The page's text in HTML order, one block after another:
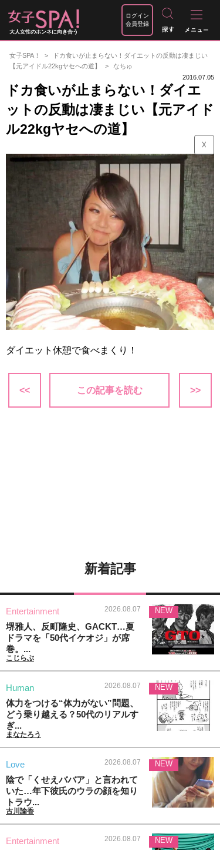
大人女性のホンネに向き合う
ログイン
会員登録
女子SPA！
ドカ食いが止まらない！ダイエットの反動は凄まじい
【元アイドル22kgヤセへの道】
なちゅ
2016.07.05
ドカ食いが止まらない！ダイエ
ットの反動は凄まじい【元アイド
ル22kgヤセへの道】
☓
ダイエット休憩で食べまくり！
<< この記事を読む >>
新着記事
Entertainment 2026.08.07
堺雅人、反町隆史、GACKT…夏
ドラマを「50代イケオジ」が席
巻。...
こじらぶ
NEW
Human 2026.08.07
体力をつける“体力がない”問題、
どう乗り越える？50代のリアルす
ぎ...
まなたろう
NEW
Love 2026.08.07
陰で「くせえババア」と言われて
いた…年下彼氏のウラの顔を知り
トラウ...
古川諭香
NEW
Entertainment 2026.08.07 NEW